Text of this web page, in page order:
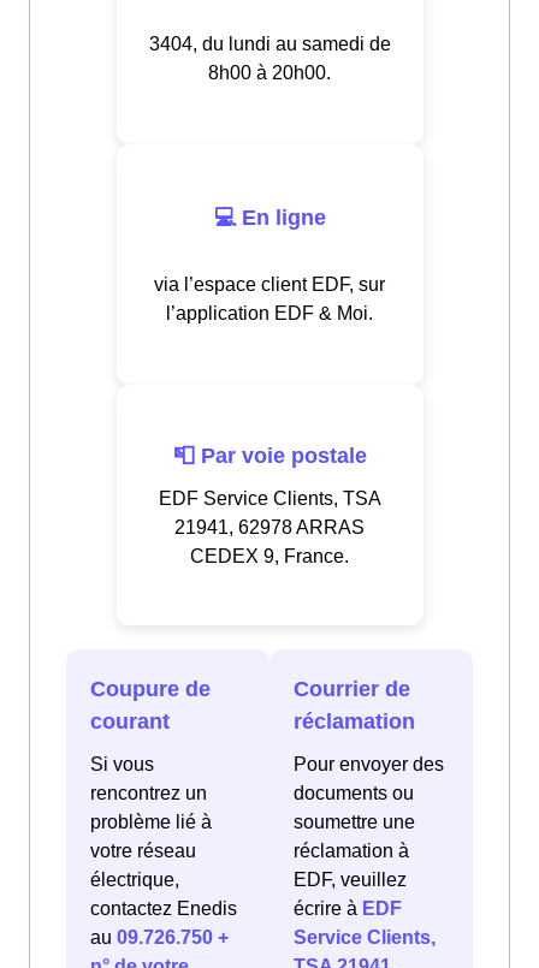
3404, du lundi au samedi de
8h00 à 20h00.
💻 En ligne
via l’espace client EDF, sur
l’application EDF & Moi.
📮 Par voie postale
EDF Service Clients, TSA
21941, 62978 ARRAS
CEDEX 9, France.
Coupure de
courant
Si vous
rencontrez un
problème lié à
votre réseau
électrique,
contactez Enedis
au 09.726.750 +
Courrier de
réclamation
Pour envoyer des
documents ou
soumettre une
réclamation à
EDF, veuillez
écrire à EDF
Service Clients,